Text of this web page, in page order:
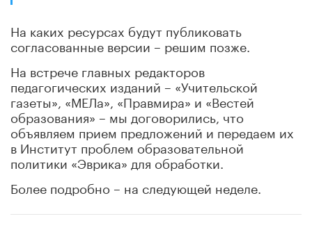
На каких ресурсах будут публиковать
согласованные версии – решим позже.
На встрече главных редакторов
педагогических изданий – «Учительской
газеты», «МЕЛа», «Правмира» и «Вестей
образования» – мы договорились, что
объявляем прием предложений и передаем их
в Институт проблем образовательной
политики «Эврика» для обработки.
Более подробно – на следующей неделе.